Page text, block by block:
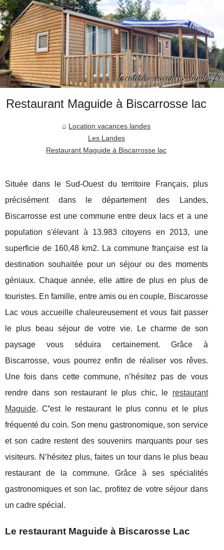
Restaurant Maguide à Biscarrosse lac
Location vacances landes
Les Landes
Restaurant Maguide à Biscarrosse lac
Située dans le Sud-Ouest du territoire Français, plus
précisément dans le département des Landes,
Biscarrosse est une commune entre deux lacs et a une
population s'élevant à 13.983 citoyens en 2013, une
superficie de 160,48 km2. La commune française est la
destination souhaitée pour un séjour ou des moments
géniaux. Chaque année, elle attire de plus en plus de
touristes. En famille, entre amis ou en couple, Biscarosse
Lac vous accueille chaleureusement et vous fait passer
le plus beau séjour de votre vie. Le charme de son
paysage vous séduira certainement. Grâce à
Biscarrosse, vous pourrez enfin de réaliser vos rêves.
Une fois dans cette commune, n’hésitez pas de vous
rendre dans son restaurant le plus chic, le restaurant
Maguide. C'est le restaurant le plus connu et le plus
fréquenté du coin. Son menu gastronomique, son service
et son cadre restent des souvenirs marquants pour ses
visiteurs. N’hésitez plus, faites un tour dans le plus beau
restaurant de la commune. Grâce à ses spécialités
gastronomiques et son lac, profitez de votre séjour dans
un cadre spécial.
Le restaurant Maguide à Biscarosse Lac